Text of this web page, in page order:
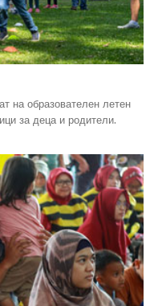
на образователен летен
за деца и родители.